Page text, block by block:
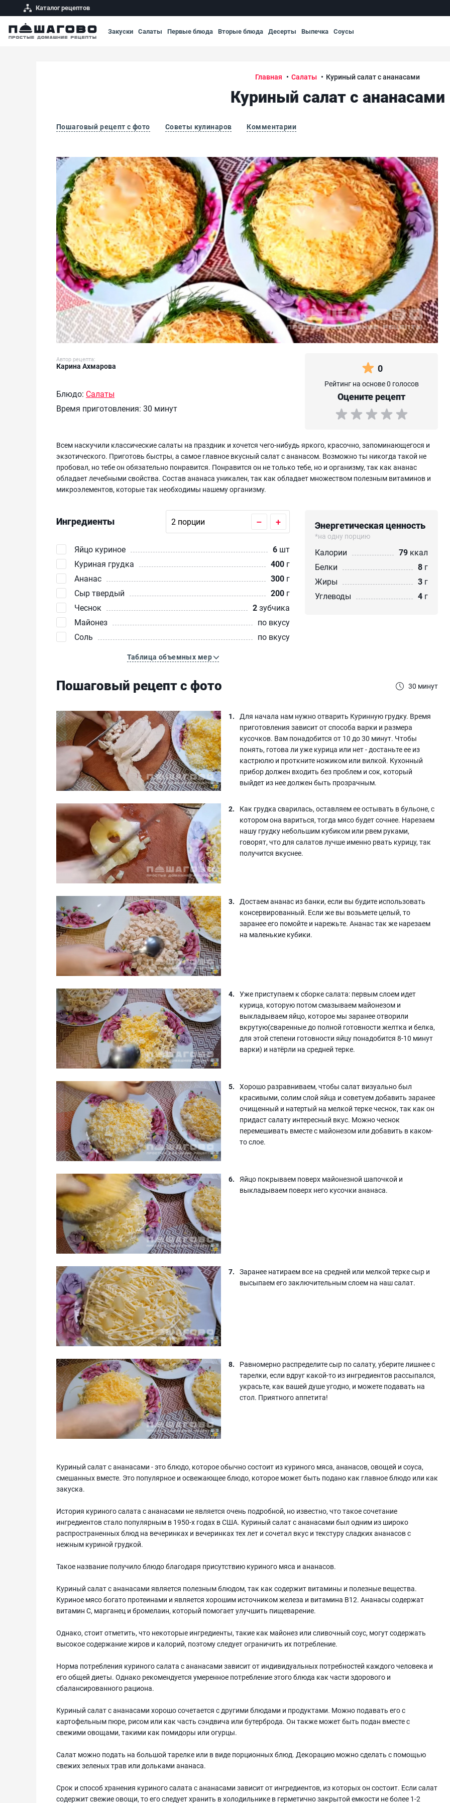
Каталог рецептов
Закуски Салаты Первые блюда Вторые блюда Десерты Выпечка Соусы
Главная Салаты Куриный салат с ананасами
Куриный салат с ананасами
Пошаговый рецепт с фото Советы кулинаров Комментарии
Куриный салат с ананасами
Автор рецепта:
Карина Ахмарова
Блюдо: Салаты
Время приготовления: 30 минут
0
Рейтинг на основе 0 голосов
Оцените рецепт
Всем наскучили классические салаты на праздник и хочется чего-нибудь яркого, красочно, запоминающегося и
экзотического. Приготовь быстры, а самое главное вкусный салат с ананасом. Возможно ты никогда такой не
пробовал, но тебе он обязательно понравится. Понравится он не только тебе, но и организму, так как ананас
обладает лечебными свойства. Состав ананаса уникален, так как обладает множеством полезным витаминов и
микроэлементов, которые так необходимы нашему организму.
Ингредиенты – +
Яйцо куриное 6 шт
Куриная грудка
400 г
Ананас
300 г
Сыр твердый
200 г
Чеснок
2зубчика
Майонез
по вкусу
Соль
по вкусу
Таблица объемных мер
Энергетическая ценность
*на одну порцию
Калории 79 ккал
Белки
8 г
Жиры
3 г
Углеводы
4 г
Пошаговый рецепт с фото 30 минут
Для начала нам нужно отварить Куринную грудку. Время
приготовления зависит от способа варки и размера
кусочков. Вам понадобится от 10 до 30 минут. Чтобы
понять, готова ли уже курица или нет - достаньте ее из
кастрюлю и проткните ножиком или вилкой. Кухонный
прибор должен входить без проблем и сок, который
выйдет из нее должен быть прозрачным.
Как грудка сварилась, оставляем ее остывать в бульоне, с
котором она вариться, тогда мясо будет сочнее. Нарезаем
нашу грудку небольшим кубиком или рвем руками,
говорят, что для салатов лучше именно рвать курицу, так
получится вкуснее.
Достаем ананас из банки, если вы будите использовать
консервированный. Если же вы возьмете целый, то
заранее его помойте и нарежьте. Ананас так же нарезаем
на маленькие кубики.
Уже приступаем к сборке салата: первым слоем идет
курица, которую потом смазываем майонезом и
выкладываем яйцо, которое мы заранее отворили
вкрутую(сваренные до полной готовности желтка и белка,
для этой степени готовности яйцу понадобится 8-10 минут
варки) и натёрли на средней терке.
Хорошо разравниваем, чтобы салат визуально был
красивыми, солим слой яйца и советуем добавить заранее
очищенный и натертый на мелкой терке чеснок, так как он
придаст салату интересный вкус. Можно чеснок
перемешивать вместе с майонезом или добавить в каком-
то слое.
Яйцо покрываем поверх майонезной шапочкой и
выкладываем поверх него кусочки ананаса.
Заранее натираем все на средней или мелкой терке сыр и
высыпаем его заключительным слоем на наш салат.
Равномерно распределите сыр по салату, уберите лишнее с
тарелки, если вдруг какой-то из ингредиентов рассыпался,
украсьте, как вашей душе угодно, и можете подавать на
стол. Приятного аппетита!
Куриный салат с ананасами - это блюдо, которое обычно состоит из куриного мяса, ананасов, овощей и соуса,
смешанных вместе. Это популярное и освежающее блюдо, которое может быть подано как главное блюдо или как
закуска.
История куриного салата с ананасами не является очень подробной, но известно, что такое сочетание
ингредиентов стало популярным в 1950-х годах в США. Куриный салат с ананасами был одним из широко
распространенных блюд на вечеринках и вечеринках тех лет и сочетал вкус и текстуру сладких ананасов с
нежным куриной грудкой.
Такое название получило блюдо благодаря присутствию куриного мяса и ананасов.
Куриный салат с ананасами является полезным блюдом, так как содержит витамины и полезные вещества.
Куриное мясо богато протеинами и является хорошим источником железа и витамина В12. Ананасы содержат
витамин С, марганец и бромелаин, который помогает улучшить пищеварение.
Однако, стоит отметить, что некоторые ингредиенты, такие как майонез или сливочный соус, могут содержать
высокое содержание жиров и калорий, поэтому следует ограничить их потребление.
Норма потребления куриного салата с ананасами зависит от индивидуальных потребностей каждого человека и
его общей диеты. Однако рекомендуется умеренное потребление этого блюда как части здорового и
сбалансированного рациона.
Куриный салат с ананасами хорошо сочетается с другими блюдами и продуктами. Можно подавать его с
картофельным пюре, рисом или как часть сэндвича или бутерброда. Он также может быть подан вместе с
свежими овощами, такими как помидоры или огурцы.
Салат можно подать на большой тарелке или в виде порционных блюд. Декорацию можно сделать с помощью
свежих зеленых трав или дольками ананаса.
Срок и способ хранения куриного салата с ананасами зависит от ингредиентов, из которых он состоит. Если салат
содержит свежие овощи, то его следует хранить в холодильнике в герметично закрытой емкости не более 1-2